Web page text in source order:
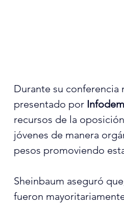
Durante su conferencia
presentado por
recursos de la
jóvenes de manera
pesos promoviendo
Sheinbaum aseguró
fueron